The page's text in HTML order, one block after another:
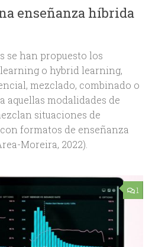
enseñanza híbrida
se han propuesto los
o hybrid learning,
mezclado, combinado o
aquellas modalidades de
situaciones de
formatos de enseñanza
Moreira, 2022).
1